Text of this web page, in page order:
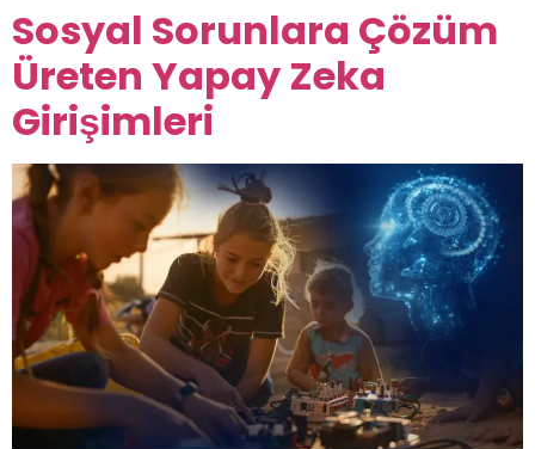
Sosyal Sorunlara Çözüm
Üreten Yapay Zeka
Girişimleri